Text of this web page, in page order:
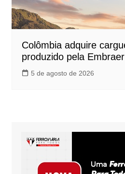
Colômbia adquire
produzido pela Embraer
5 de agosto de 2026